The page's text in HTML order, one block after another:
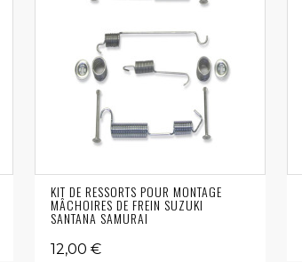
KIT DE RESSORTS POUR MONTAGE
MÂCHOIRES DE FREIN SUZUKI
SANTANA SAMURAI
12,00 €